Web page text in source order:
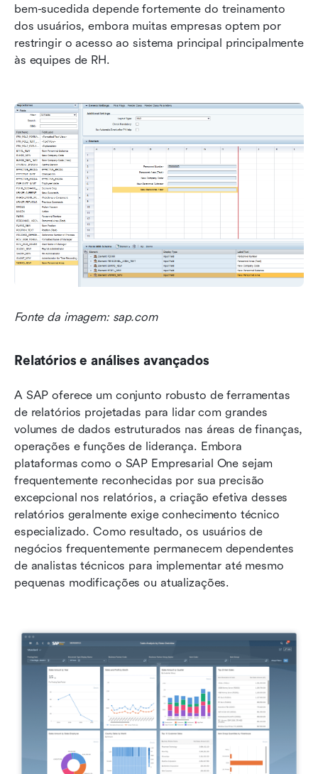
bem-sucedida depende fortemente do treinamento
dos usuários, embora muitas empresas optem por
restringir o acesso ao sistema principal principalmente
às equipes de RH.
Fonte da imagem: sap.com
Relatórios e análises avançados
A SAP oferece um conjunto robusto de ferramentas
de relatórios projetadas para lidar com grandes
volumes de dados estruturados nas áreas de finanças,
operações e funções de liderança. Embora
plataformas como o SAP Empresarial One sejam
frequentemente reconhecidas por sua precisão
excepcional nos relatórios, a criação efetiva desses
relatórios geralmente exige conhecimento técnico
especializado. Como resultado, os usuários de
negócios frequentemente permanecem dependentes
de analistas técnicos para implementar até mesmo
pequenas modificações ou atualizações.